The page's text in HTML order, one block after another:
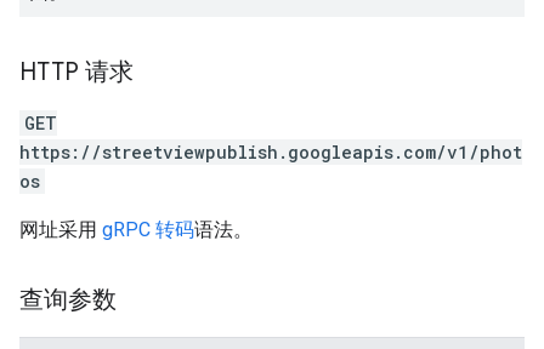
HTTP 请求
GET
https://streetviewpublish.googleapis.com/v1/phot
os
网址采用 gRPC 转码语法。
查询参数